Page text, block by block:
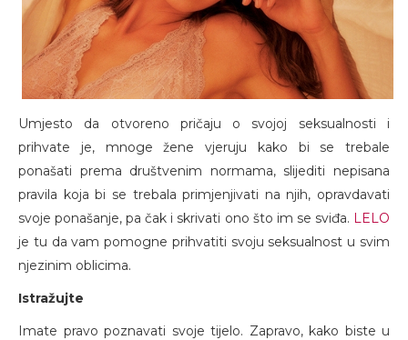
Umjesto da otvoreno pričaju o svojoj seksualnosti i
prihvate je, mnoge žene vjeruju kako bi se trebale
ponašati prema društvenim normama, slijediti nepisana
pravila koja bi se trebala primjenjivati na njih, opravdavati
svoje ponašanje, pa čak i skrivati ono što im se sviđa. LELO
je tu da vam pomogne prihvatiti svoju seksualnost u svim
njezinim oblicima.
Istražujte
Imate pravo poznavati svoje tijelo. Zapravo, kako biste u